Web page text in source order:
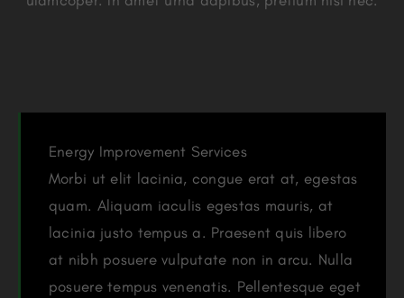
Energy Improvement Services
Morbi ut elit lacinia, congue erat at, egestas
quam. Aliquam iaculis egestas mauris, at
lacinia justo tempus a. Praesent quis libero
at nibh posuere vulputate non in arcu. Nulla
posuere tempus venenatis. Pellentesque eget